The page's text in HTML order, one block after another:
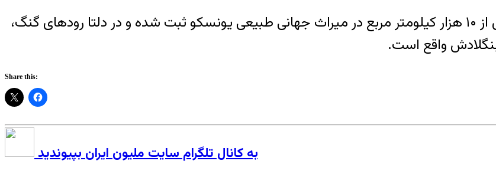
به گزارش بی بی سی، جنگل ساندرابان به مساحت بیش از ۱۰ هزار کیلومتر مربع در میراث جهانی طبیعی یونسکو ثبت شده و در دلتا رودهای گنگ،
واقع است.
Share this:
به کانال تلگرام سایت ملیون ایران بپیوندید